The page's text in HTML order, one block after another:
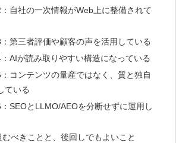
自社の一次情報がWeb上に整備されて
第三者評価や顧客の声を活用している
AIが読み取りやすい構造になっている
コンテンツの量産ではなく、質と独自
ている
SEOとLLMO/AEOを分断せずに運用し
べきことと、後回しでもよいこと